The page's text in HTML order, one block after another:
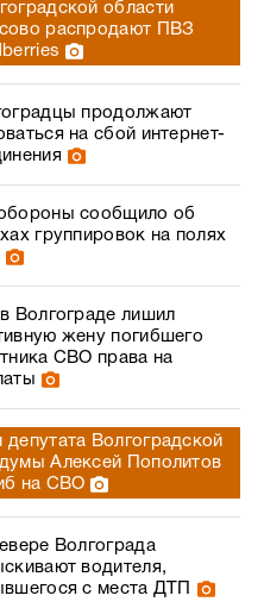
области
распродают ПВЗ
продолжают
на сбой интернет-
сообщило об
группировок на полях
Волгограде лишил
жену погибшего
СВО права на
Волгоградской
Алексей Пополитов
на СВО
Волгограда
водителя,
с места ДТП